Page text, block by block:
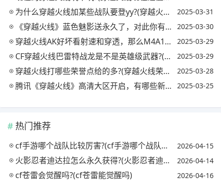
为什么穿越火线加某些战队要登yy?(穿越火线为什么打不了战队赛) 2025-03-31
《穿越火线》蓝色魅影送永久了，对此你有什么看法?(cfevo蓝色魅影活动) 2025-03-30
穿越火线AK好坏看射速和穿透，那么M4A1看的是什么呢?(cf中的ak和m4) 2025-03-29
CF穿越火线巴雷特战龙是不是英雄级武器?(穿越火线巴雷特战龙怎么样) 2025-03-29
穿越火线打哪些荣誉点给的多?(穿越火线荣誉点排行榜) 2025-03-28
腾讯《穿越火线》高清大区开启，有哪些新内容值得玩家期待的呢? 2025-03-25
热门推荐
cf手游哪个战队比较厉害?(cf手游哪个战队最强) 2026-04-15
火影忍者迪达拉怎么永久获得?(火影忍者迪达拉怎么获取) 2026-04-14
cf苍雷会觉醒吗?(cf苍雷能觉醒吗) 2026-04-16